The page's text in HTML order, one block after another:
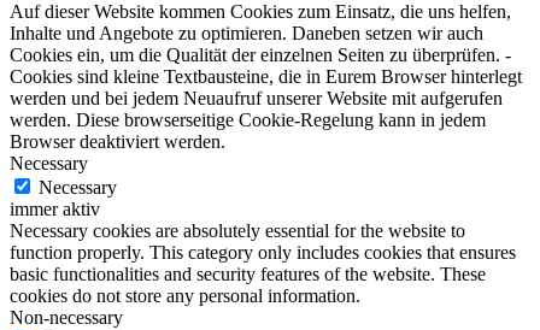
Auf dieser Website kommen Cookies zum Einsatz, die uns helfen,
Inhalte und Angebote zu optimieren. Daneben setzen wir auch
Cookies ein, um die Qualität der einzelnen Seiten zu überprüfen. -
Cookies sind kleine Textbausteine, die in Eurem Browser hinterlegt
werden und bei jedem Neuaufruf unserer Website mit aufgerufen
werden. Diese browserseitige Cookie-Regelung kann in jedem
Browser deaktiviert werden.
Necessary
Necessary
immer aktiv
Necessary cookies are absolutely essential for the website to
function properly. This category only includes cookies that ensures
basic functionalities and security features of the website. These
cookies do not store any personal information.
Non-necessary